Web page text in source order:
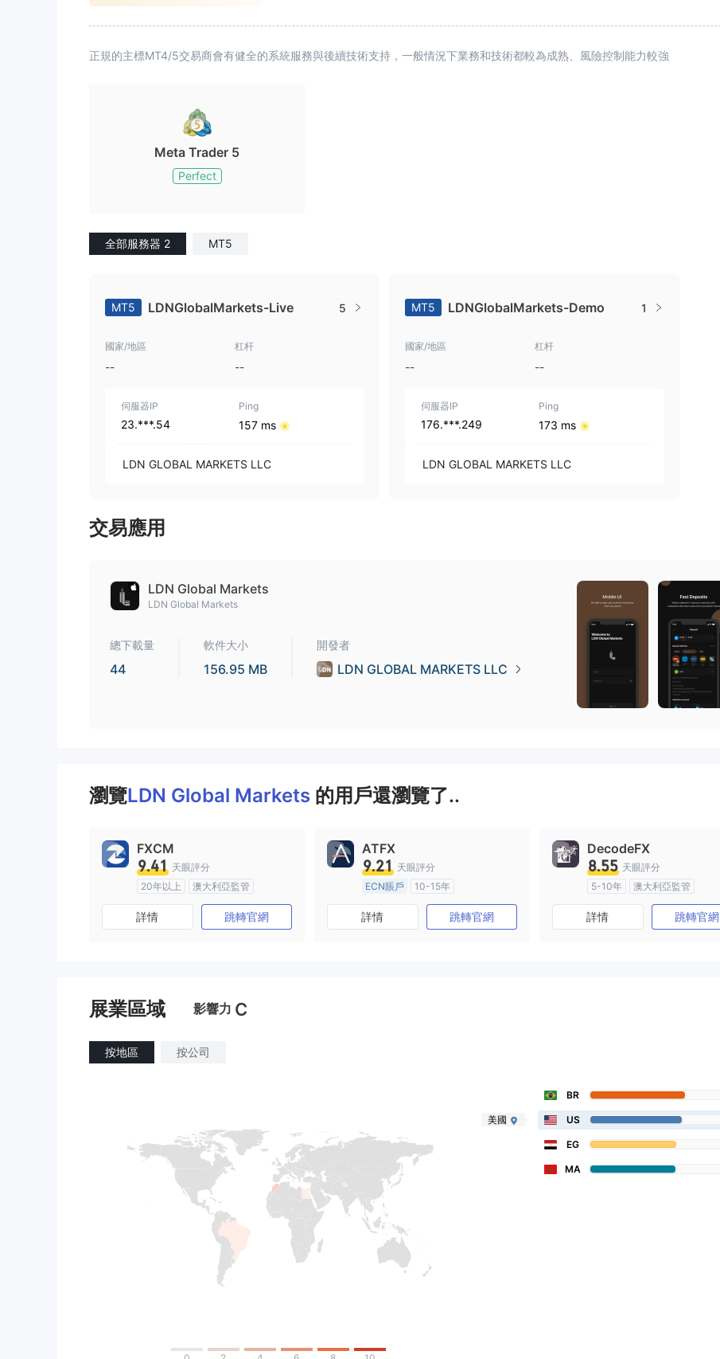
正規的主標MT4/5交易商會有健全的系統服務與後續技術支持，一般情況下業務和技術都較為成熟、風險控制能力較強
Meta Trader 5
Perfect
全部服務器 2 MT5
MT5 LDNGlobalMarkets-Live 5
國家/地區
--
杠杆
--
伺服器IP
23.***.54
Ping
157 ms
LDN GLOBAL MARKETS LLC
MT5 LDNGlobalMarkets-Demo 1
國家/地區
--
杠杆
--
伺服器IP
176.***.249
Ping
173 ms
LDN GLOBAL MARKETS LLC
交易應用
LDN Global Markets
LDN Global Markets
總下載量
44
軟件大小
156.95 MB
開發者
LDN GLOBAL MARKETS LLC
瀏覽LDN Global Markets 的用戶還瀏覽了..
FXCM
9.41 天眼評分
20年以上
澳大利亞監管
全牌照 (MM)
主標MT4
詳情 跳轉官網
ATFX
9.21 天眼評分
ECN賬戶
10-15年
澳大利亞監管
全牌照 (MM)
主標MT4
詳情 跳轉官網
DecodeFX
8.55 天眼評分
5-10年
澳大利亞監管
全牌照 (MM)
主標MT4
詳情 跳轉官網
展業區域 影響力 C
按地區 按公司
BR
美國 US
EG
MA